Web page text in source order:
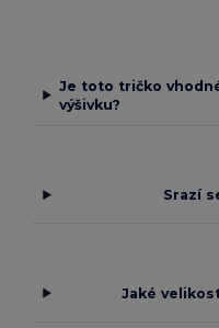
Je toto tričko
výšivku?
Srazí
Jaké